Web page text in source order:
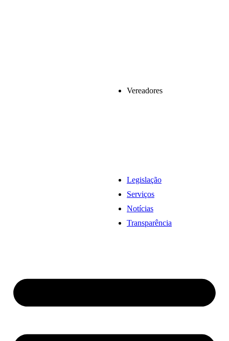
Vereadores
Legislação
Serviços
Notícias
Transparência